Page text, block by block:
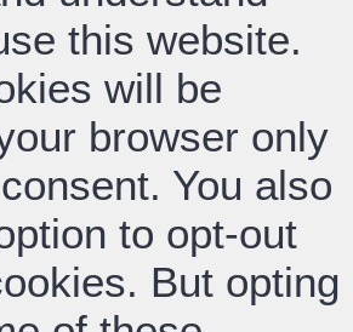
this website.
will be
browser only
You also
to opt-out
But opting